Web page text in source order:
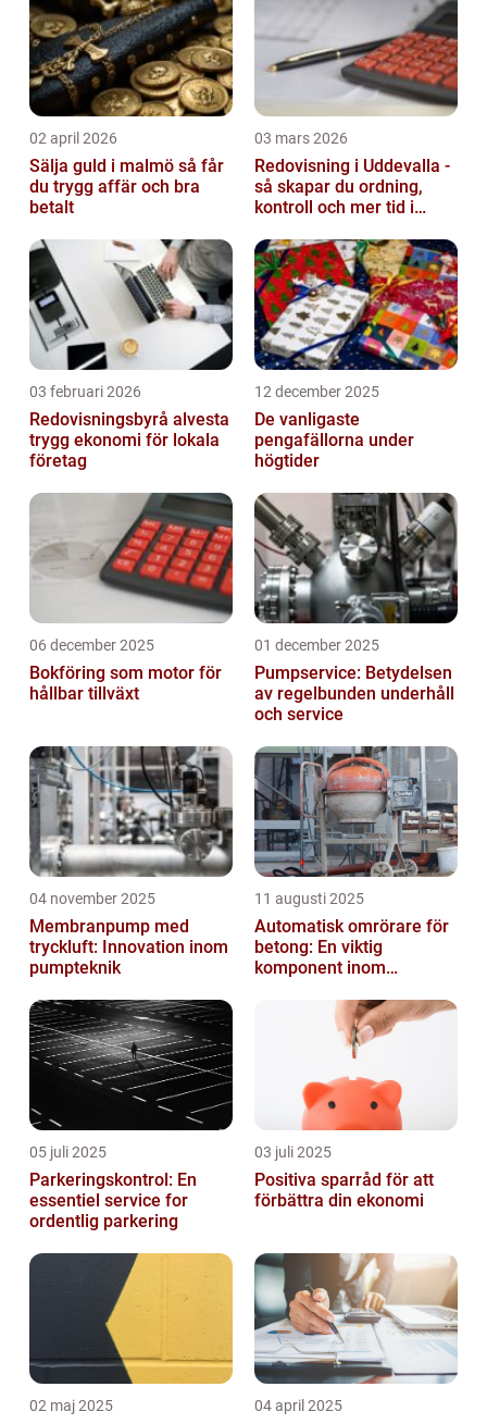
02 april 2026
Sälja guld i malmö så får
du trygg affär och bra
betalt
03 mars 2026
Redovisning i Uddevalla -
så skapar du ordning,
kontroll och mer tid i
03 februari 2026
Redovisningsbyrå alvesta
trygg ekonomi för lokala
företag
12 december 2025
De vanligaste
pengafällorna under
högtider
06 december 2025
Bokföring som motor för
hållbar tillväxt
01 december 2025
Pumpservice: Betydelsen
av regelbunden underhåll
och service
04 november 2025
Membranpump med
tryckluft: Innovation inom
pumpteknik
11 augusti 2025
Automatisk omrörare för
betong: En viktig
komponent inom
05 juli 2025
Parkeringskontrol: En
essentiel service for
ordentlig parkering
03 juli 2025
Positiva sparråd för att
förbättra din ekonomi
02 maj 2025 04 april 2025